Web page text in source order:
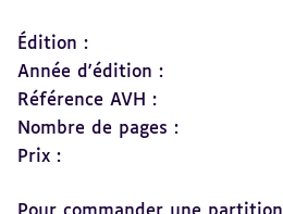
Édition :
Année d'édition :
Référence AVH :
Nombre de pages :
Prix :